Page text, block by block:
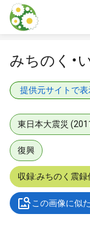
本文に飛ぶ
みちのく・
提供元サイトで表
東日本大震災
復興
収録:みちのく震
この画像に似